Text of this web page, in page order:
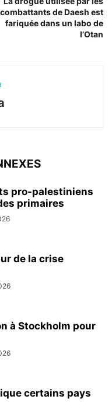
combattants de Daesh est
fariquée dans un labo de
l’Otan
pro-palestiniens
primaires
de la crise
à Stockholm pour
certains pays